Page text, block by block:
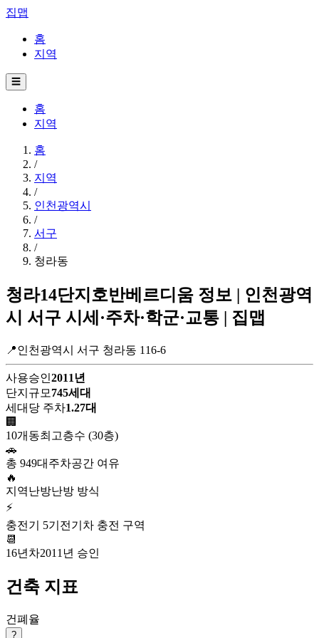
집맵
홈
지역
☰
홈
지역
홈
/
지역
/
인천광역시
/
서구
/
청라동
청라14단지호반베르디움 정보 | 인천광역
시 서구 시세·주차·학군·교통 | 집맵
📍인천광역시 서구 청라동 116-6
사용승인2011년
단지규모 745세대
세대당 주차1.27대
🏢
10개동최고층수 (30층)
🚗
총 949대 주차공간 여유
🔥
지역난방난방 방식
⚡
충전기 5기 전기차 충전 구역
📆
16년차2011년 승인
건축 지표
건폐율
?